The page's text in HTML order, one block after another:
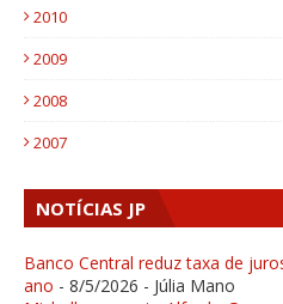
2010
2009
2008
2007
NOTÍCIAS JP
Banco Central reduz taxa de
ano - 8/5/2026 - Júlia Mano